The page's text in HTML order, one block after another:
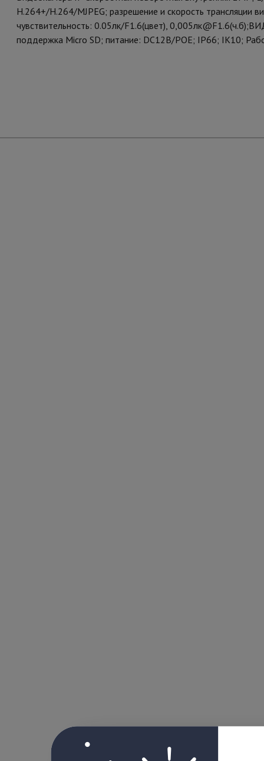
H.264+/H.264/MJPEG; разрешение и скорость трансляции
чувствительность: 0.05лк/F1.6(цвет),
поддержка Micro SD; питание: DC12В/PОE; IP66; IK10;